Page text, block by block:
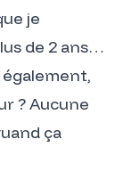
je
de 2 ans…
? Aucune
ça